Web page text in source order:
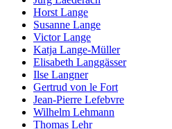
Horst Lange
Susanne Lange
Victor Lange
Katja Lange-Müller
Elisabeth Langgässer
Ilse Langner
Gertrud von le Fort
Jean-Pierre Lefebvre
Wilhelm Lehmann
Thomas Lehr